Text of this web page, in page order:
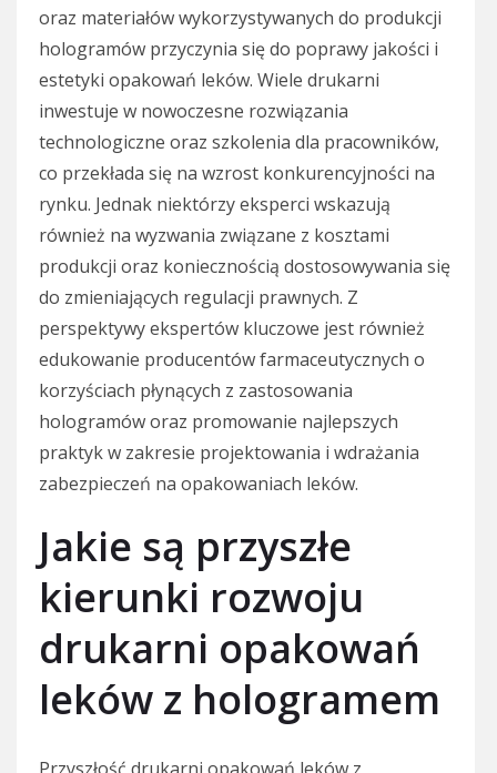
oraz materiałów wykorzystywanych do produkcji
hologramów przyczynia się do poprawy jakości i
estetyki opakowań leków. Wiele drukarni
inwestuje w nowoczesne rozwiązania
technologiczne oraz szkolenia dla pracowników,
co przekłada się na wzrost konkurencyjności na
rynku. Jednak niektórzy eksperci wskazują
również na wyzwania związane z kosztami
produkcji oraz koniecznością dostosowywania się
do zmieniających regulacji prawnych. Z
perspektywy ekspertów kluczowe jest również
edukowanie producentów farmaceutycznych o
korzyściach płynących z zastosowania
hologramów oraz promowanie najlepszych
praktyk w zakresie projektowania i wdrażania
zabezpieczeń na opakowaniach leków.
Jakie są przyszłe
kierunki rozwoju
drukarni opakowań
leków z hologramem